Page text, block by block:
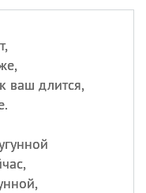
ваш длится,